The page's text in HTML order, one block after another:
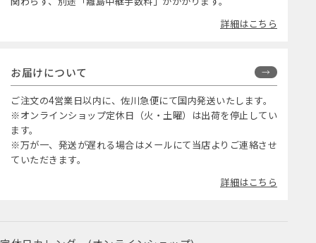
詳細はこちら
お届けについて
ご注文の4営業日以内に、佐川急便にて国内発送いたします。
※オンラインショップ定休日（火・土曜）は出荷を停止してい
ます。
※万が一、発送が遅れる場合はメールにて当店よりご連絡させ
ていただきます。
詳細はこちら